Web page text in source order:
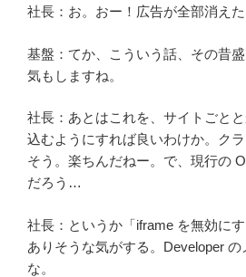
社長：お。おー！広告が全部消えた
基盤：てか、こういう話、その昔
気もしますね。
社長：あとはこれを、サイトごと
込むようにすれば良いわけか。ク
そう。楽ちんだねー。で、現行の
だろう…
社長：というか「iframe を無効に
ありそうな気がする。Developer
な。